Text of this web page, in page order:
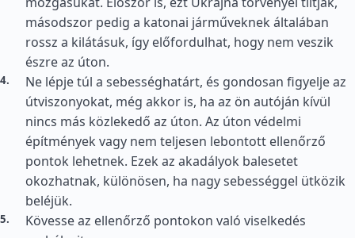
másodszor pedig a katonai járműveknek általában
rossz a kilátásuk, így előfordulhat, hogy nem veszik
észre az úton.
Ne lépje túl a sebességhatárt, és gondosan figyelje az
útviszonyokat, még akkor is, ha az ön autóján kívül
nincs más közlekedő az úton. Az úton védelmi
építmények vagy nem teljesen lebontott ellenőrző
pontok lehetnek. Ezek az akadályok balesetet
okozhatnak, különösen, ha nagy sebességgel ütközik
beléjük.
Kövesse az ellenőrző pontokon való viselkedés